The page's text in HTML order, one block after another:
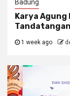
Badung
Karya Agung
1 week ago